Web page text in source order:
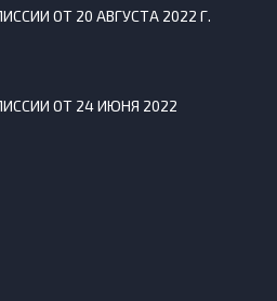
ОТ 20 АВГУСТА 2022 Г.
ОТ 24 ИЮНЯ 2022